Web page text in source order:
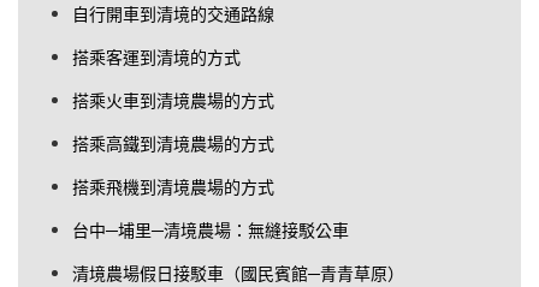
自行開車到清境的交通路線
搭乘客運到清境的方式
搭乘火車到清境農場的方式
搭乘高鐵到清境農場的方式
搭乘飛機到清境農場的方式
台中─埔里─清境農場：無縫接駁公車
清境農場假日接駁車（國民賓館─青青草原）